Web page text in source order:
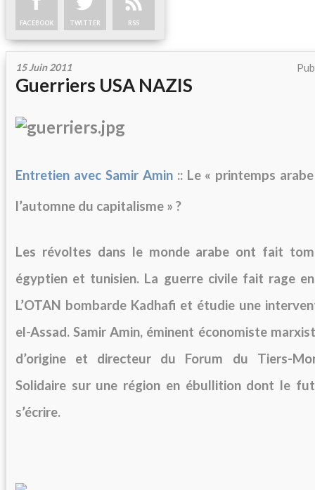
FACEBOOK TWITTER RSS
15 Juin 2011
Guerriers USA NAZIS
Entretien avec Samir Amin:: Le « printemps
l’automne du capitalisme » ?
Les révoltes dans le monde arabe ont fait
égyptien et tunisien. La guerre civile fait rage
L’OTAN bombarde Kadhafi et étudie une
el-Assad. Samir Amin, éminent économiste
d’origine et directeur du Forum du Tiers-
Solidaire sur une région en ébullition dont le
s’écrire.